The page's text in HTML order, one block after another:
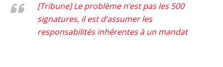
[Tribune] Le problème n’est pas les 500
signatures, il est d’assumer les
responsabilités inhérentes à un mandat